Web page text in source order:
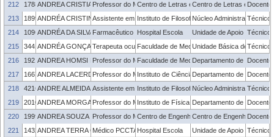
212
1788481ANDREA CRISTIANE KAHMANNProfessor do Magistério Superior
Centro de Letras e Comunicação
Centro de Letras eDocente
213
1899311ANDRÉA CRISTINE ANTUNES LOUREIRO
Assistente em AdministraçãoInstituto de Filosofia, Sociologia e Política
Núcleo Administrativo -
Técnico
214
1096319ANDRÉA DA SILVA RAMOS ROCHA
Farmacêutico Hospital Escola Unidade de Apoio aoTécnico
215
3441573ANDRÉA GONÇALVES BRANDÃO
Terapeuta ocupacionalFaculdade de MedicinaUnidade Básica de Saúde
Técnico
216
1921385ANDREA HOMSI DAMASOProfessor do Magistério Superior
Faculdade de MedicinaDepartamento de Medicina
Docente
217
1667097ANDREA LACERDA BACHETTINIProfessor do Magistério Superior
Instituto de Ciências Humanas
Departamento de Docente
218
421655ANDRE ALMEIDA HECKTHEUERAssistente em AdministraçãoInstituto de Filosofia, Sociologia e Política
Núcleo Administrativo -
Técnico
219
2010022ANDREA MORGADOProfessor do Magistério Superior
Instituto de Física e Matemática
Departamento de Docente
220
1999346ANDREA SOUZA CASTROProfessor do Magistério Superior
Centro de EngenhariasCentro de Engenharias
Docente
221
1432961ANDREA TERRA CALIL MACEDO
Médico PCCTAEHospital Escola Unidade de Apoio aoTécnico